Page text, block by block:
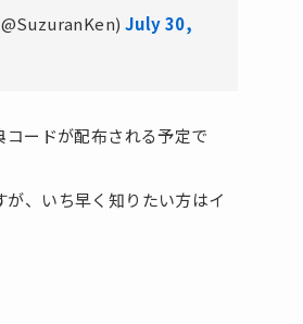
July 30,
ードが配布される予定で
、いち早く知りたい方はイ